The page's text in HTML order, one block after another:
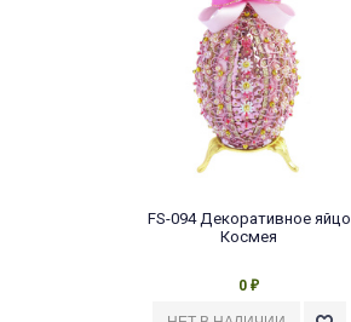
FS-094 Декоративное яйцо
Космея
0 ₽